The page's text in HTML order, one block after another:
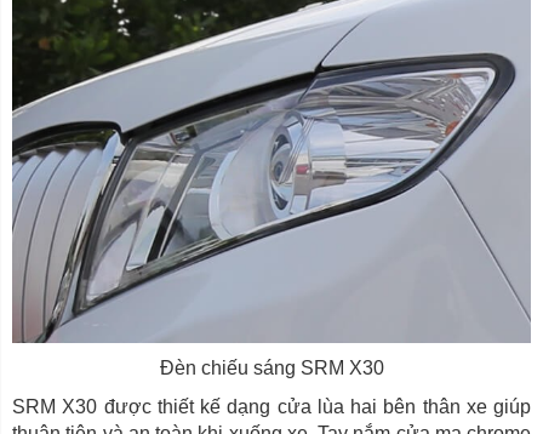
Đèn chiếu sáng SRM X30
SRM X30 được thiết kế dạng cửa lùa hai bên thân xe giúp